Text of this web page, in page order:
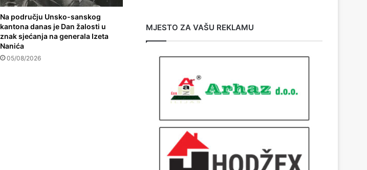
Na području Unsko-sanskog
kantona danas je Dan žalosti u
znak sjećanja na generala Izeta
Nanića
05/08/2026
MJESTO ZA VAŠU REKLAMU